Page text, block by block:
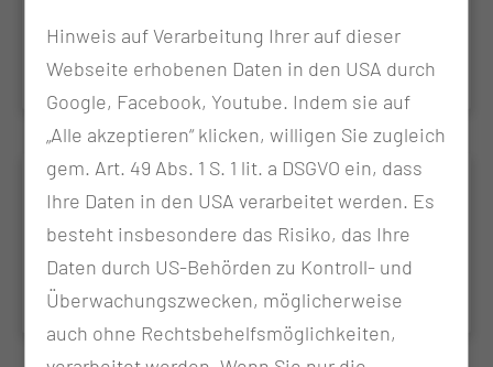
Mehr als nur Führung!
Innerklinisches Interprofessionelles
Notfalltraining
Realistisch. Intensiv. Praxisnah.
Hinweis auf Verarbeitung Ihrer auf dieser
Webseite erhobenen Daten in den USA durch
Google, Facebook, Youtube. Indem sie auf
„Alle akzeptieren“ klicken, willigen Sie zugleich
gem. Art. 49 Abs. 1 S. 1 lit. a DSGVO ein, dass
Ihre Daten in den USA verarbeitet werden. Es
besteht insbesondere das Risiko, das Ihre
Daten durch US-Behörden zu Kontroll- und
Überwachungszwecken, möglicherweise
auch ohne Rechtsbehelfsmöglichkeiten,